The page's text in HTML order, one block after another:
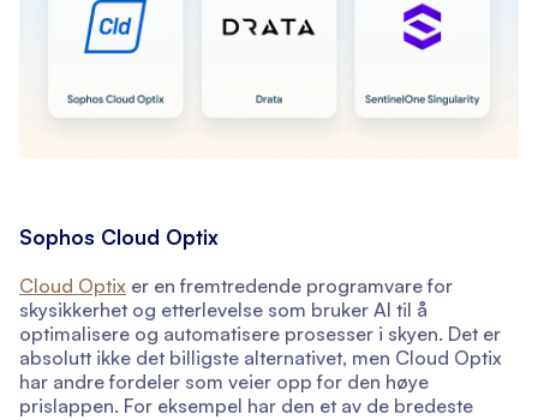
Sophos Cloud Optix
Cloud Optix er en fremtredende programvare for
skysikkerhet og etterlevelse som bruker AI til å
optimalisere og automatisere prosesser i skyen. Det er
absolutt ikke det billigste alternativet, men Cloud Optix
har andre fordeler som veier opp for den høye
prislappen. For eksempel har den et av de bredeste